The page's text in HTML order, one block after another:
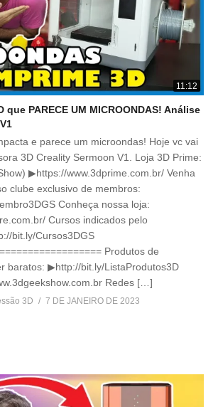
11:12
que PARECE UM MICROONDAS! Análise
e parece um microondas! Hoje vc vai
3D Creality Sermoon V1. Loja 3D Prime:
▶https://www.3dprime.com.br/ Venha
clube exclusivo de membros:
Conheça nossa loja:
Cursos indicados pelo
bit.ly/Cursos3DGS
Produtos de
baratos: ▶http://bit.ly/ListaProdutos3D
Redes […]
3D
7 DE JANEIRO DE 2023